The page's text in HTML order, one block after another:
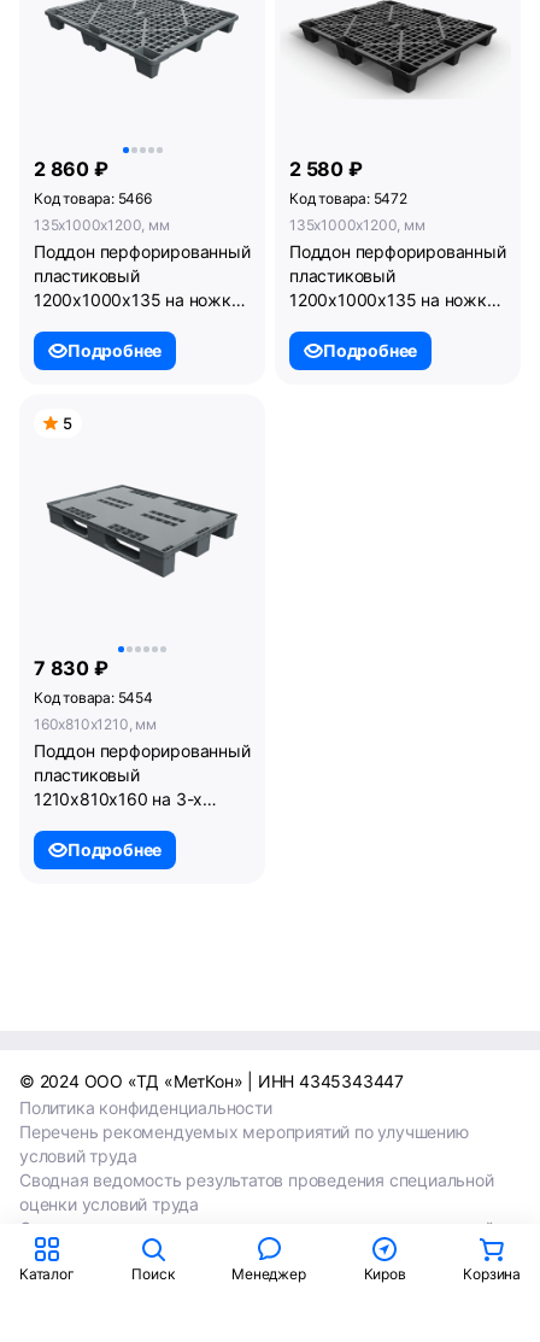
2 860 ₽
Код товара: 5466
135x1000x1200, мм
Поддон перфорированный
пластиковый
1200х1000х135 на ножках
Подробнее
2 580 ₽
Код товара: 5472
135x1000x1200, мм
Поддон перфорированный
пластиковый
1200х1000х135 на ножках
Подробнее
5
7 830 ₽
Код товара: 5454
160x810x1210, мм
Поддон перфорированный
пластиковый
1210х810х160 на 3-х
Подробнее
© 2024 ООО «ТД «МетКон» | ИНН 4345343447
Политика конфиденциальности
Перечень рекомендуемых мероприятий по улучшению
условий труда
Сводная ведомость результатов проведения специальной
оценки условий труда
Сводная ведомость результатов проведения специальной
оценки условий труда 2024
Сводная ведомость результатов проведения специальной
Каталог Поиск Менеджер Киров Корзина